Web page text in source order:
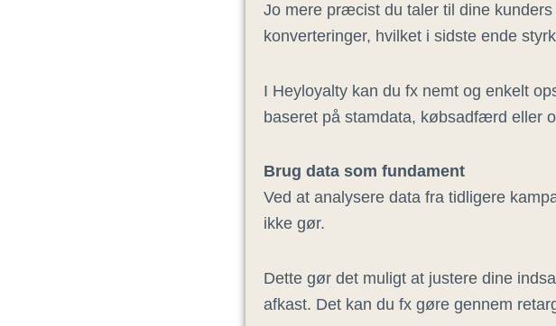
Jo mere præcist du taler til dine
konverteringer, hvilket i sidste ende
I Heyloyalty kan du fx nemt og enkelt
baseret på stamdata, købsadfærd eller
Brug data som fundament
Ved at analysere data fra tidligere
ikke gør.
Dette gør det muligt at justere dine
afkast. Det kan du fx gøre gennem